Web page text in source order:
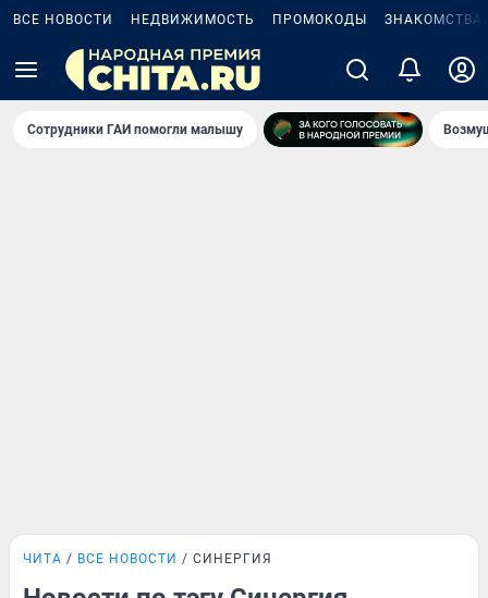
ВСЕ НОВОСТИ НЕДВИЖИМОСТЬ ПРОМОКОДЫ ЗНАКОМСТВА
Сотрудники ГАИ помогли малышу
ЧИТА ВСЕ НОВОСТИ СИНЕРГИЯ